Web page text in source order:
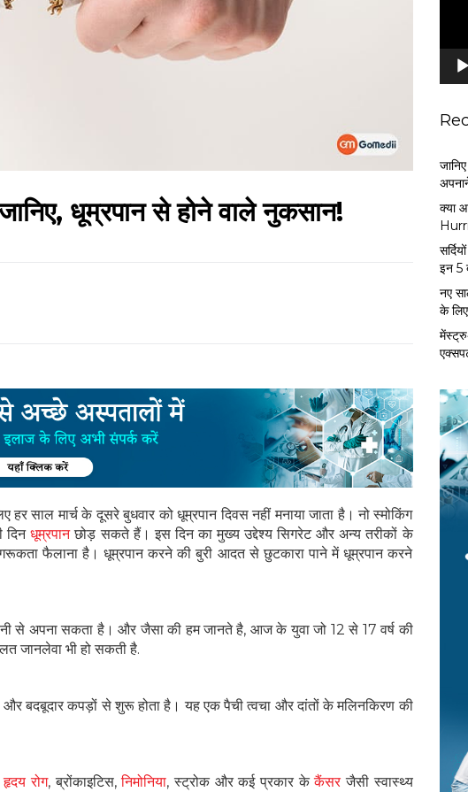
धूम्रपान से होने वाले नुकसान!
साल मार्च के दूसरे बुधवार को धूम्रपान दिवस नहीं मनाया जाता है। नो स्मोकिंग
दिनधूम्रपानछोड़ सकते हैं। इस दिन का मुख्य उद्देश्य सिगरेट और अन्य तरीकों के
फैलाना है। धूम्रपान करने की बुरी आदत से छुटकारा पाने में धूम्रपान करने
से अपना सकता है। और जैसा की हम जानते है, आज के युवा जो 12 से 17 वर्ष की
जानलेवा भी हो सकती है.
और बदबूदार कपड़ों से शुरू होता है। यह एक पैची त्वचा और दांतों के मलिनकिरण की
हृदय रोग, ब्रोंकाइटिस,निमोनिया, स्ट्रोक और कई प्रकार केकैंसरजैसी स्वास्थ्य
y
क्या
इन 5
नए
के